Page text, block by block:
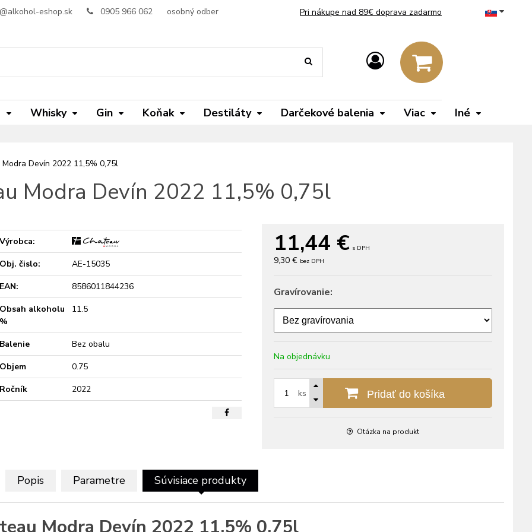
eshop.sk 0905 966 062 osobný odber Pri nákupe nad 89€ doprava zadarmo
Whisky Gin Koňak Destiláty Darčekové balenia Viac Iné
Devín 2022 11,5% 0,75l
Modra Devín 2022 11,5% 0,75l
11,44 € s DPH
9,30 € bez DPH
Gravírovanie:
Na objednávku
ks Pridať do košíka
Otázka na produkt
Výrobca:
Obj. čislo:
AE-15035
EAN:
8586011844236
Obsah alkoholu
%
11.5
Balenie
Bez obalu
Objem
0.75
Ročník
2022
Popis Parametre Súvisiace produkty
Modra Devín 2022 11,5% 0,75l